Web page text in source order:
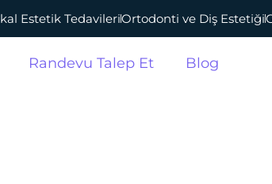
Estetik TedavileriOrtodonti ve Diş Estetiği
Randevu Talep Et Blog